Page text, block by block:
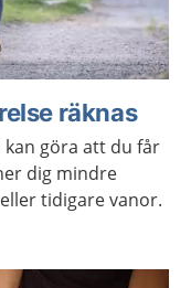
räknas
göra att du får
dig mindre
tidigare vanor.